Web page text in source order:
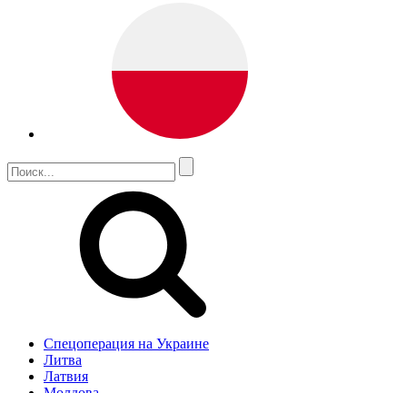
Спецоперация на Украине
Литва
Латвия